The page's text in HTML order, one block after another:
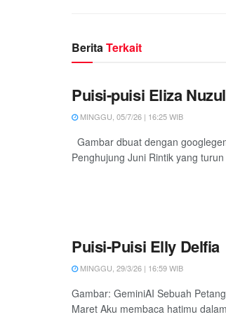
BeritaTerkait
Puisi-puisi Eliza
MINGGU, 05/7/26 | 16:25 WIB
Gambar dbuat dengan
Penghujung Juni Rintik yang
Puisi-Puisi Elly Delfia
MINGGU, 29/3/26 | 16:59 WIB
Gambar: GeminiAI Sebuah
Maret Aku membaca hatimu